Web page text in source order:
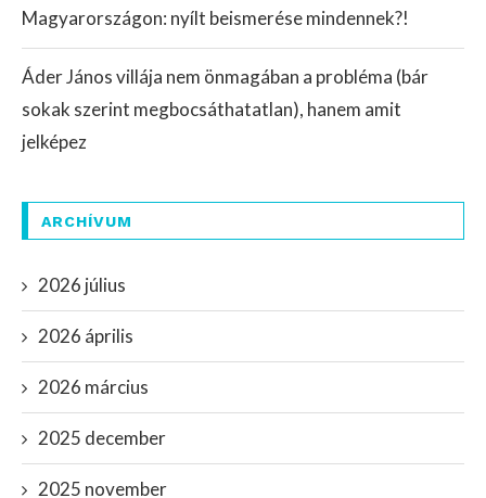
Magyarországon: nyílt beismerése mindennek?!
Áder János villája nem önmagában a probléma (bár
sokak szerint megbocsáthatatlan), hanem amit
jelképez
ARCHÍVUM
2026 július
2026 április
2026 március
2025 december
2025 november